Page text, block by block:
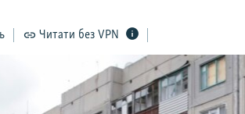
Читати без VPN